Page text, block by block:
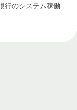
行のシステム稼働